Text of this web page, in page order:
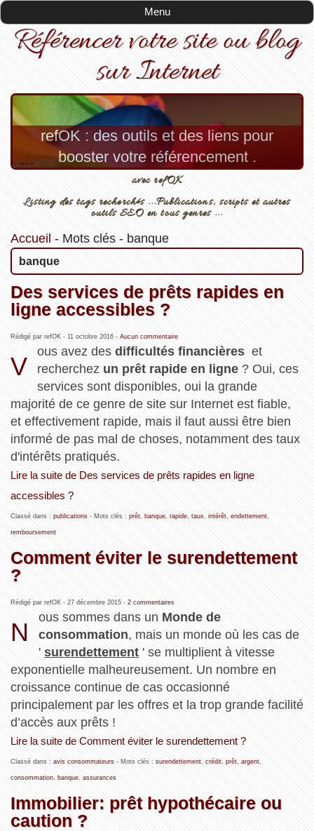
Menu
Référencer votre site ou blog
sur Internet
refOK : des outils et des liens pour
booster votre référencement .
avec refOK
Listing des tags recherchés ...Publications, scripts et autres
outils SEO en tous genres ...
Accueil - Mots clés- banque
banque
Des services de prêts rapides en
ligne accessibles ?
Rédigé par refOK - 11 octobre 2016- Aucun commentaire
V
ous avez desdifficultés financières et
recherchez un prêt rapide en ligne ? Oui, ces
services sont disponibles, oui la grande
majorité de ce genre de site sur Internet est fiable,
et effectivement rapide, mais il faut aussi être bien
informé de pas mal de choses, notamment des taux
d'intérêts pratiqués.
Lire la suite de Des services de prêts rapides en ligne
accessibles ?
Classé dans : publications- Mots clés : prêt, banque, rapide, taux, intérêt, endettement,
remboursement
Comment éviter le surendettement
?
Rédigé par refOK - 27 décembre 2015- 2 commentaires
N
ous sommes dans un Monde de
consommation, mais un monde où les cas de
'surendettement ' se multiplient à vitesse
exponentielle malheureusement. Un nombre en
croissance continue de cas occasionné
principalement par les offres et la trop grande facilité
d’accès aux prêts !
Lire la suite de Comment éviter le surendettement ?
Classé dans : avis consommateurs- Mots clés : surendettement, crédit, prêt, argent,
consommation, banque, assurances
Immobilier: prêt hypothécaire ou
caution ?